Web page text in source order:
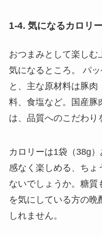
1-4. 気になるカロリ
おつまみとして楽しむ
気になるところ。 パ
と、主な原材料は豚
料、食塩など。国産豚
は、品質へのこだわり
カロリーは1袋（38g
感なく楽しめる、ちょ
ないでしょうか。糖質
を気にしている方の晩
しれません。